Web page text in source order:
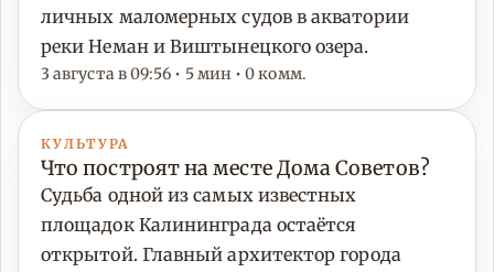
личных маломерных судов в акватории
реки Неман и Виштынецкого озера.
3 августа в 09:56 • 5 мин • 0 комм.
КУЛЬТУРА
Что построят на месте Дома Советов?
Судьба одной из самых известных
площадок Калининграда остаётся
открытой. Главный архитектор города